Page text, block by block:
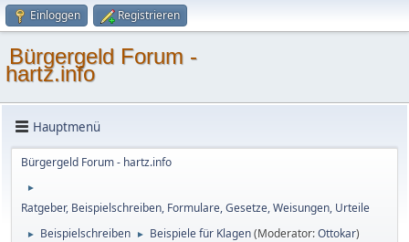
Einloggen Registrieren
Bürgergeld Forum -
hartz.info
Hauptmenü
Bürgergeld Forum - hartz.info
►
Ratgeber, Beispielschreiben, Formulare, Gesetze, Weisungen, Urteile
► Beispielschreiben ► Beispiele für Klagen(Moderator:Ottokar)